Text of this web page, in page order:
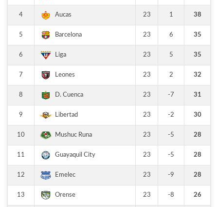
4 Aucas 23 1 38
5 Barcelona 23 6 35
6 Liga 23 5 35
7 Leones 23 2 32
8 D. Cuenca 23 -7 31
9 Libertad 23 -2 30
10 Mushuc Runa 23 -5 28
11 Guayaquil City 23 -5 28
12 Emelec 23 -9 28
13 Orense 23 -8 26